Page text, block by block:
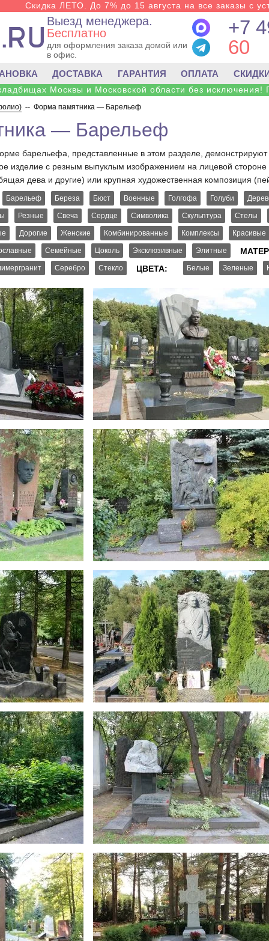
Скидка ЛЕТО. До 7% до 15 августа на все заказы с
Выезд менеджера.
Бесплатно
для оформления заказа домой или
в офис.
+7
60
ДОСТАВКА ГАРАНТИЯ ОПЛАТА
Москвы и Московской области без исключения!
-- Форма памятника — Барельеф
— Барельеф
барельефа, представленные в этом разделе,
изделие с резным выпуклым изображением на лицевой
дева и другие) или крупная художественная композиция
Барельеф Береза Бюст Военные Голгофа Голуби
Резные Свеча Сердце Символика Скульптура Стелы
Дорогие Женские Комбинированные Комплексы Красивые
Семейные Цоколь Эксклюзивные Элитные
Серебро Стекло ЦВЕТА: Белые Зеленые